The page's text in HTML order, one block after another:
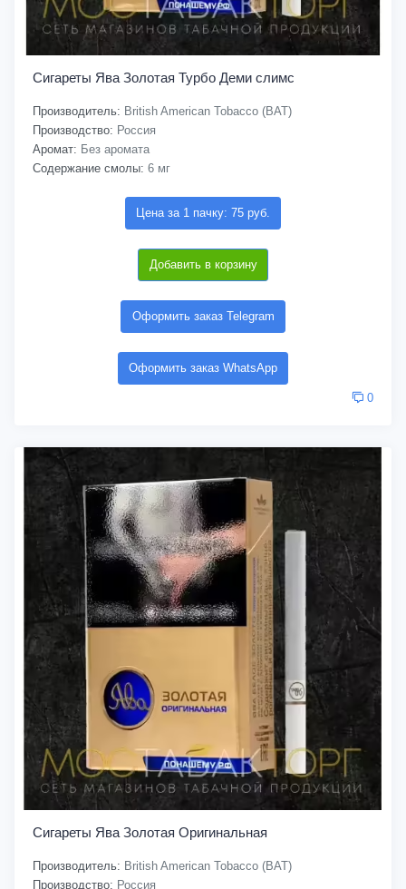
Сигареты Ява Золотая Турбо Деми слимс
Производитель: British American Tobacco (BAT)
Производство: Россия
Аромат: Без аромата
Содержание смолы: 6 мг
Цена за 1 пачку: 75 руб.
Добавить в корзину
Оформить заказ Telegram
Оформить заказ WhatsApp
0
Сигареты Ява Золотая Оригинальная
Производитель: British American Tobacco (BAT)
Производство: Россия